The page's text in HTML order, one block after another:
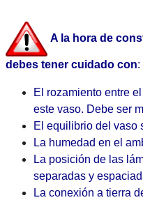
A la hora de
debes tener cuidado con:
El rozamiento entre
este vaso. Debe ser
El equilibrio del vaso
La humedad en el
La posición de las
separadas y
La conexión a tierra